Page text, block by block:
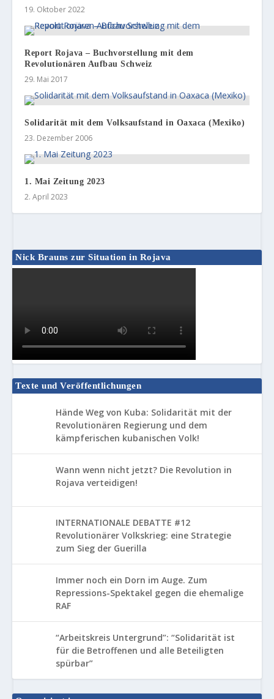
19. Oktober 2022
Report Rojava – Buchvorstellung mit dem
Revolutionären Aufbau Schweiz
29. Mai 2017
Solidarität mit dem Volksaufstand in Oaxaca (Mexiko)
23. Dezember 2006
1. Mai Zeitung 2023
2. April 2023
Nick Brauns zur Situation in Rojava
Texte und Veröffentlichungen
Hände Weg von Kuba: Solidarität mit der
Revolutionären Regierung und dem
kämpferischen kubanischen Volk!
Wann wenn nicht jetzt? Die Revolution in
Rojava verteidigen!
INTERNATIONALE DEBATTE #12
Revolutionärer Volkskrieg: eine Strategie
zum Sieg der Guerilla
Immer noch ein Dorn im Auge. Zum
Repressions-Spektakel gegen die ehemalige
RAF
“Arbeitskreis Untergrund”: “Solidarität ist
für die Betroffenen und alle Beteiligten
spürbar”